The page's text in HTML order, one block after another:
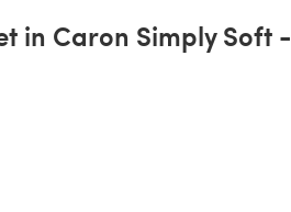
in Caron Simply Soft -